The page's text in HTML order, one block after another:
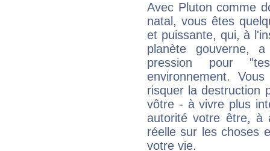
Avec Pluton comme
natal, vous êtes
et puissante, qui, à
planète gouverne,
pression pour
environnement.
risquer la destruction
vôtre - à vivre plus
autorité votre être, à
réelle sur les choses
votre vie.